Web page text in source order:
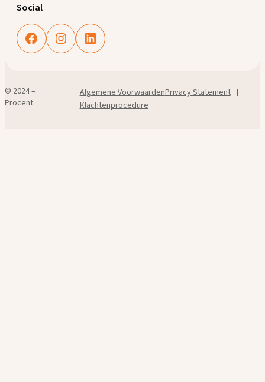
Social
FacebookInstagramLinkedIn
© 2024 –
Procent
Algemene VoorwaardenPrivacy Statement
Klachtenprocedure